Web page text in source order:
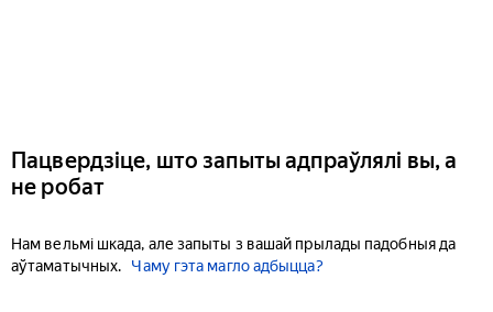
Пацвердзіце, што запыты адпраўлялі вы, а
не робат
Нам вельмі шкада, але запыты з вашай прылады падобныя да
аўтаматычных.
Чаму гэта магло адбыцца?